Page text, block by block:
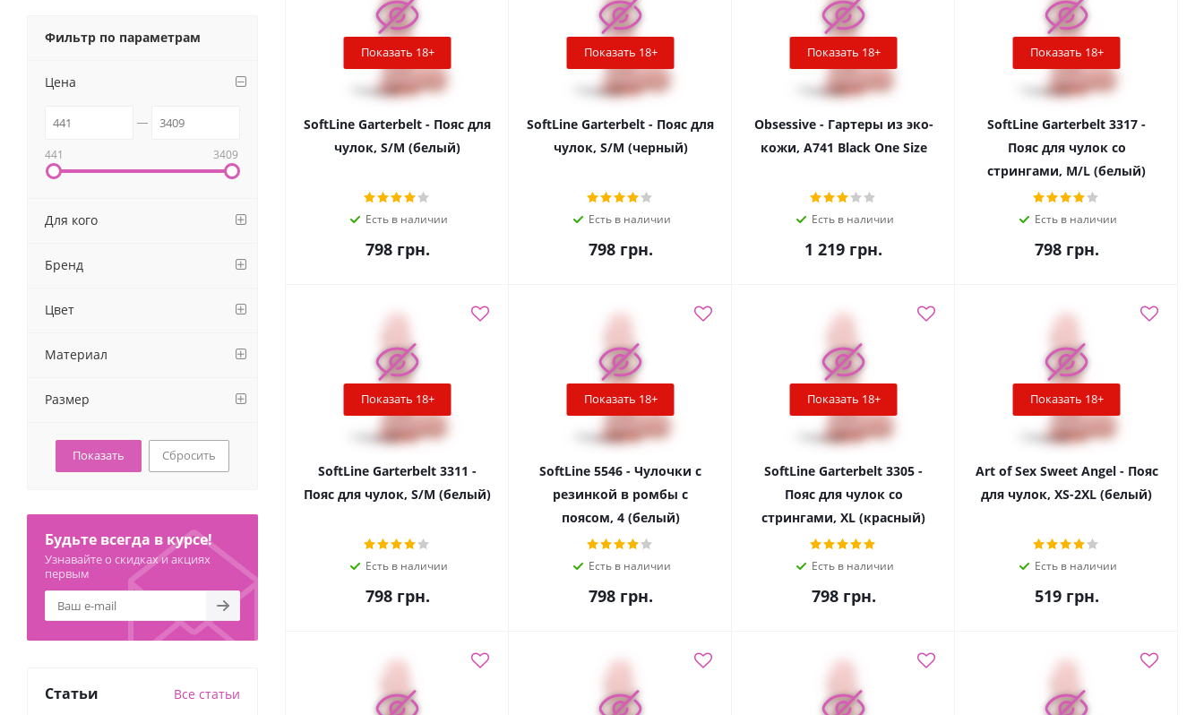
Показать 18+
SoftLine Garterbelt - Пояс для
чулок, S/M (белый)
Есть в наличии
798грн.
Показать 18+
SoftLine Garterbelt - Пояс для
чулок, S/M (черный)
Есть в наличии
798грн.
Показать 18+
Obsessive - Гартеры из эко-
кожи, A741 Black One Size
Есть в наличии
1 219 грн.
Показать 18+
SoftLine Garterbelt 3317 -
Пояс для чулок со
стрингами, M/L (белый)
Есть в наличии
798грн.
Показать 18+
SoftLine Garterbelt 3311 -
Пояс для чулок, S/M (белый)
Есть в наличии
798грн.
Показать 18+
SoftLine 5546 - Чулочки с
резинкой в ромбы с
поясом, 4 (белый)
Есть в наличии
798грн.
Показать 18+
SoftLine Garterbelt 3305 -
Пояс для чулок со
стрингами, XL (красный)
Есть в наличии
798грн.
Показать 18+
Art of Sex Sweet Angel - Пояс
для чулок, XS-2XL (белый)
Есть в наличии
519грн.
Фильтр по параметрам
Цена
441 3409
Для кого
Бренд
Цвет
Материал
Размер
Сбросить
Будьте всегда в курсе!
Узнавайте о скидках и акциях
первым
Статьи Все статьи